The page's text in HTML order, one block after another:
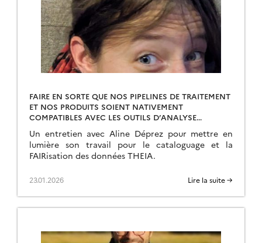
FAIRE EN SORTE QUE NOS PIPELINES DE TRAITEMENT
ET NOS PRODUITS SOIENT NATIVEMENT
COMPATIBLES AVEC LES OUTILS D’ANALYSE
Un entretien avec Aline Déprez pour mettre en
lumière son travail pour le cataloguage et la
FAIRisation des données THEIA.
23.01.2026 Lire la suite →